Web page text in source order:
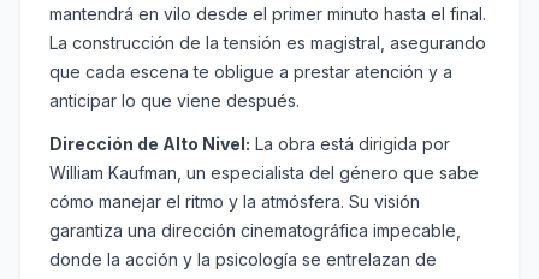
mantendrá en vilo desde el primer minuto hasta el final.
La construcción de la tensión es magistral, asegurando
que cada escena te obligue a prestar atención y a
anticipar lo que viene después.
Dirección de Alto Nivel: La obra está dirigida por
William Kaufman, un especialista del género que sabe
cómo manejar el ritmo y la atmósfera. Su visión
garantiza una dirección cinematográfica impecable,
donde la acción y la psicología se entrelazan de